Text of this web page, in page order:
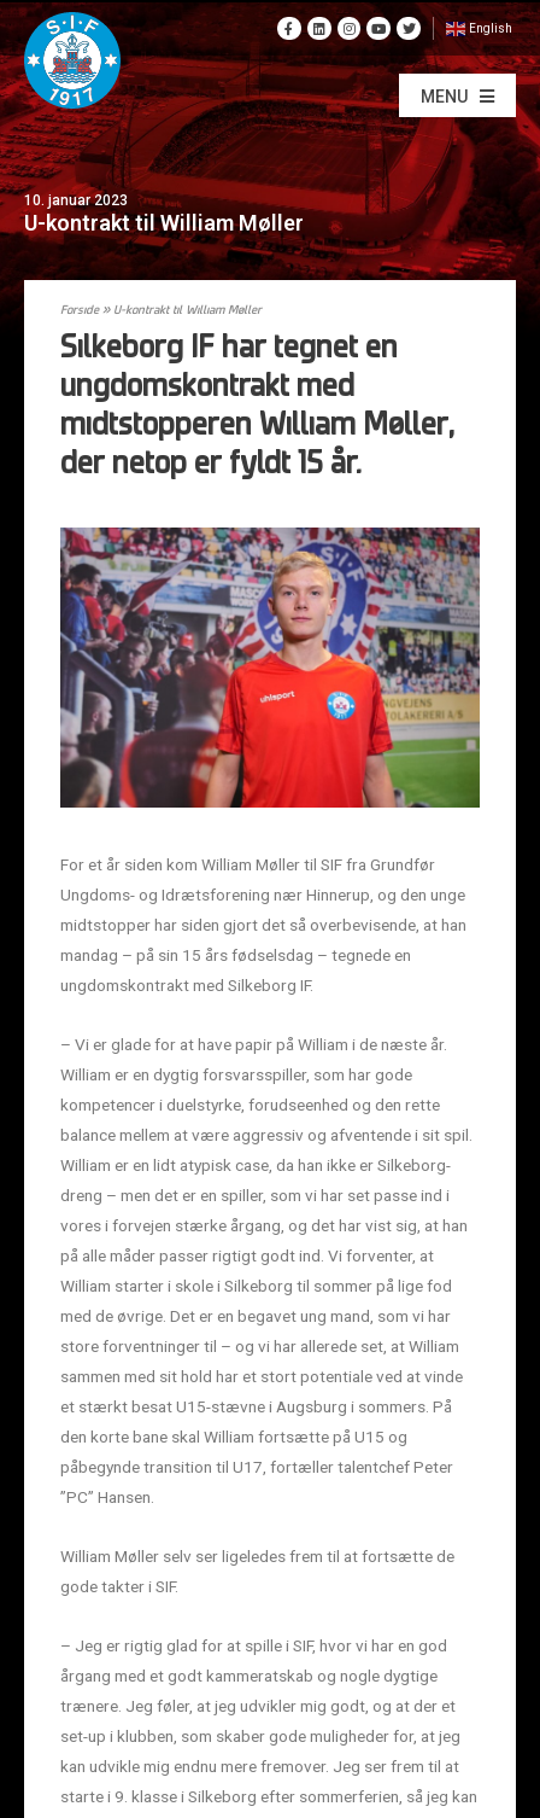
English
MENU
10. januar 2023
U-kontrakt til William Møller
Forside» U-kontrakt til William Møller
Silkeborg IF har tegnet en
ungdomskontrakt med
midtstopperen William Møller,
der netop er fyldt 15 år.
For et år siden kom William Møller til SIF fra Grundfør
Ungdoms- og Idrætsforening nær Hinnerup, og den unge
midtstopper har siden gjort det så overbevisende, at han
mandag – på sin 15 års fødselsdag – tegnede en
ungdomskontrakt med Silkeborg IF.
– Vi er glade for at have papir på William i de næste år.
William er en dygtig forsvarsspiller, som har gode
kompetencer i duelstyrke, forudseenhed og den rette
balance mellem at være aggressiv og afventende i sit spil.
William er en lidt atypisk case, da han ikke er Silkeborg-
dreng – men det er en spiller, som vi har set passe ind i
vores i forvejen stærke årgang, og det har vist sig, at han
på alle måder passer rigtigt godt ind. Vi forventer, at
William starter i skole i Silkeborg til sommer på lige fod
med de øvrige. Det er en begavet ung mand, som vi har
store forventninger til – og vi har allerede set, at William
sammen med sit hold har et stort potentiale ved at vinde
et stærkt besat U15-stævne i Augsburg i sommers. På
den korte bane skal William fortsætte på U15 og
påbegynde transition til U17, fortæller talentchef Peter
”PC” Hansen.
William Møller selv ser ligeledes frem til at fortsætte de
gode takter i SIF.
– Jeg er rigtig glad for at spille i SIF, hvor vi har en god
årgang med et godt kammeratskab og nogle dygtige
trænere. Jeg føler, at jeg udvikler mig godt, og at der et
set-up i klubben, som skaber gode muligheder for, at jeg
kan udvikle mig endnu mere fremover. Jeg ser frem til at
starte i 9. klasse i Silkeborg efter sommerferien, så jeg kan